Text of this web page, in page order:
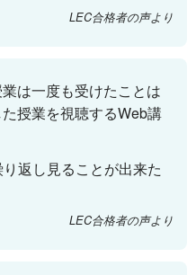
LEC合格者の声より
は一度も受けたことは
授業を視聴するWeb講
返し見ることが出来た
LEC合格者の声より